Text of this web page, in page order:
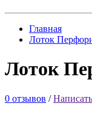
Главная
Лоток
Лоток
0 отзывов /